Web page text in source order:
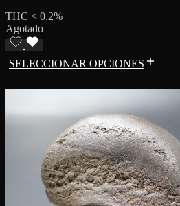
THC < 0,2%
Agotado
SELECCIONAR OPCIONES